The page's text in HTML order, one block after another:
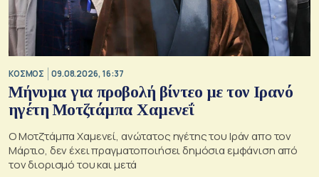
ΚΟΣΜΟΣ 09.08.2026, 16:37
Μήνυμα για προβολή βίντεο με τον Ιρανό
ηγέτη Μοτζτάμπα Χαμενεΐ
Ο Μοτζτάμπα Χαμενεί, ανώτατος ηγέτης του Ιράν απο τον
Μάρτιο, δεν έχει πραγματοποιήσει δημόσια εμφάνιση από
τον διορισμό του και μετά